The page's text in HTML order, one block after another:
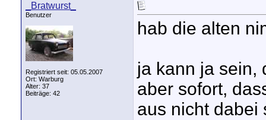
_Bratwurst_
Benutzer
Registriert seit: 05.05.2007
Ort: Warburg
Alter: 37
Beiträge: 42
hab die alten
ja kann ja sein,
aber sofort,
aus nicht dabei